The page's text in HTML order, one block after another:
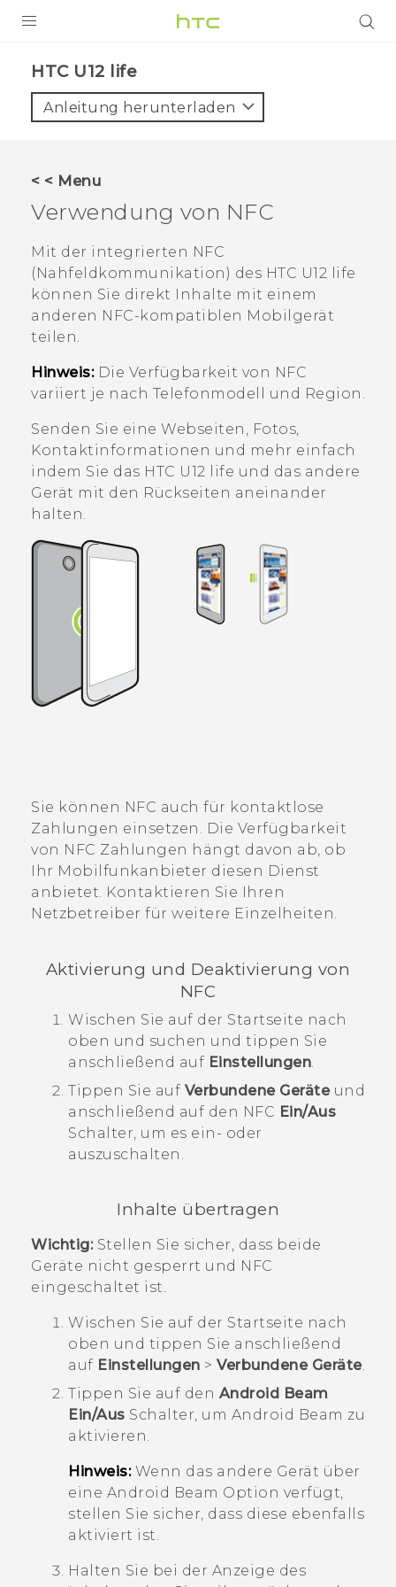
VIVE
UNTERSTÜTZUNG
HTC-Geräte und Zubehör
Anmelden
HTC U12 life‎
Anleitung herunterladen
< < Menu
Verwendung von NFC
Mit der integrierten NFC
(Nahfeldkommunikation) des HTC U12 life
können Sie direkt Inhalte mit einem
anderen NFC-kompatiblen Mobilgerät
teilen.
Hinweis:Die Verfügbarkeit von NFC
variiert je nach Telefonmodell und Region.
Senden Sie eine Webseiten, Fotos,
Kontaktinformationen und mehr einfach
indem Sie das HTC U12 life und das andere
Gerät mit den Rückseiten aneinander
halten.
Sie können NFC auch für kontaktlose
Zahlungen einsetzen. Die Verfügbarkeit
von NFC Zahlungen hängt davon ab, ob
Ihr Mobilfunkanbieter diesen Dienst
anbietet. Kontaktieren Sie Ihren
Netzbetreiber für weitere Einzelheiten.
Aktivierung und Deaktivierung von
NFC
Wischen Sie auf der Startseite nach
oben und suchen und tippen Sie
anschließend auf Einstellungen.
Tippen Sie auf Verbundene Geräteund
anschließend auf den NFC Ein/Aus
Schalter, um es ein- oder
auszuschalten.
Inhalte übertragen
Wichtig:Stellen Sie sicher, dass beide
Geräte nicht gesperrt und NFC
eingeschaltet ist.
Wischen Sie auf der Startseite nach
oben und tippen Sie anschließend
auf Einstellungen > Verbundene Geräte.
Tippen Sie auf den Android Beam
Ein/Aus Schalter, um Android Beam zu
aktivieren.
Hinweis:Wenn das andere Gerät über
eine Android Beam Option verfügt,
stellen Sie sicher, dass diese ebenfalls
aktiviert ist.
Halten Sie bei der Anzeige des